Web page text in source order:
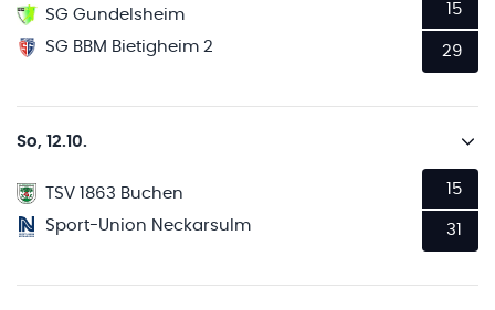
SG Gundelsheim
SG BBM Bietigheim 2
15
29
So, 12.10.
TSV 1863 Buchen
Sport-Union Neckarsulm
15
31